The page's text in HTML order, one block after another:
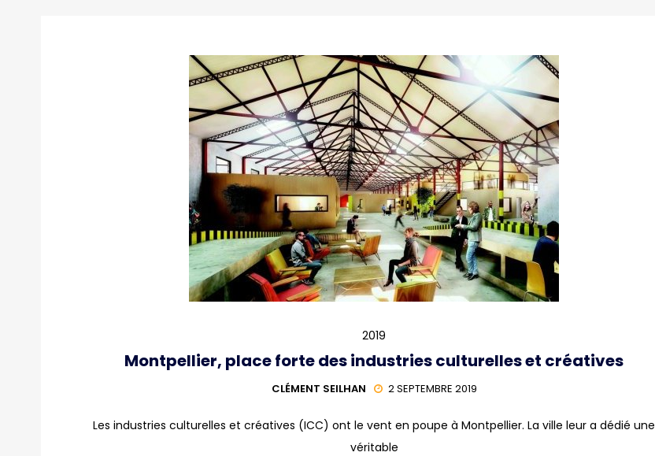
2019
Montpellier, place forte des industries culturelles et créatives
CLÉMENT SEILHAN 2 SEPTEMBRE 2019
Les industries culturelles et créatives (ICC) ont le vent en poupe à Montpellier. La ville leur a dédié une
véritable